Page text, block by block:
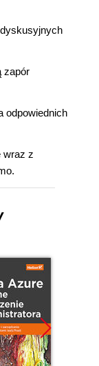
zapór
odpowiednich
wraz z